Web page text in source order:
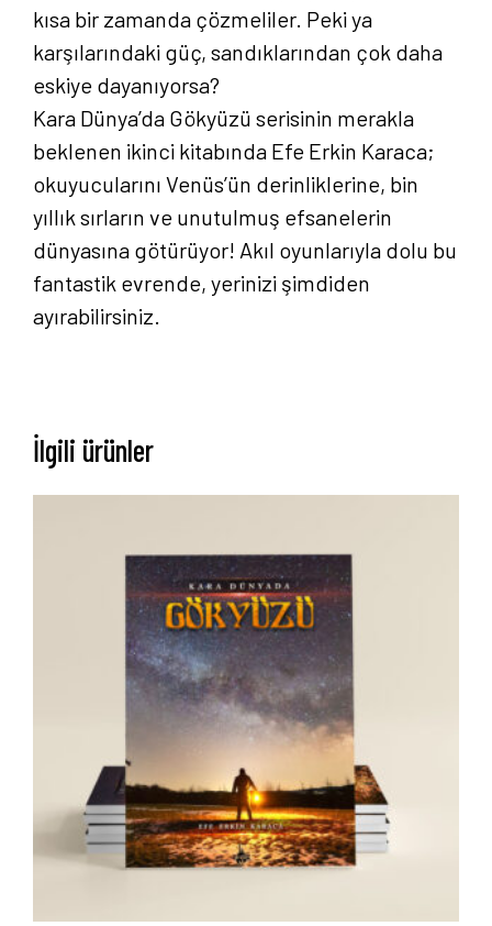
Anasayfa
Hakkımızda
Yayın Paketlerimiz
kısa bir zamanda çözmeliler. Peki ya
karşılarındaki güç, sandıklarından çok daha
eskiye dayanıyorsa?
Kara Dünya’da Gökyüzü serisinin merakla
beklenen ikinci kitabında Efe Erkin Karaca;
okuyucularını Venüs’ün derinliklerine, bin
yıllık sırların ve unutulmuş efsanelerin
dünyasına götürüyor! Akıl oyunlarıyla dolu bu
fantastik evrende, yerinizi şimdiden
ayırabilirsiniz.
İlgili ürünler